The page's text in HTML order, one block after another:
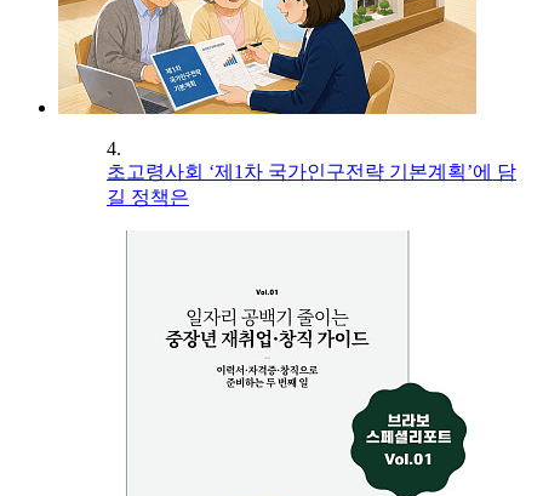
4.
초고령사회 ‘제1차 국가인구전략 기본계획’에 담
길 정책은